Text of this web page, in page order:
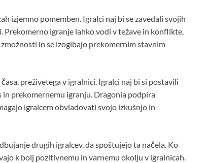
izjemno pomemben. Igralci naj bi se zavedali svojih
Prekomerno igranje lahko vodi v težave in konflikte,
in se izogibajo prekomernim stavnim
preživetega v igralnici. Igralci naj bi si postavili
in prekomernemu igranju. Dragonia podpira
igralcem obvladovati svojo izkušnjo in
drugih igralcev, da spoštujejo ta načela. Ko
k bolj pozitivnemu in varnemu okolju v igralnicah.